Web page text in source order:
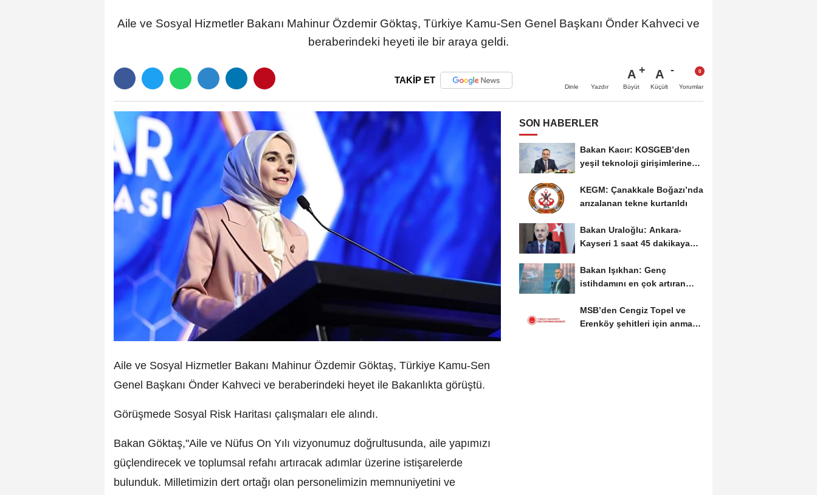
Aile ve Sosyal Hizmetler Bakanı Mahinur Özdemir Göktaş, Türkiye Kamu-Sen Genel Başkanı Önder Kahveci ve
beraberindeki heyeti ile bir araya geldi.
TAKİP ET
Dinle Yazdır
A
Büyüt
A
Küçült Yorumlar
Aile ve Sosyal Hizmetler Bakanı Mahinur Özdemir Göktaş, Türkiye Kamu-Sen
Genel Başkanı Önder Kahveci ve beraberindeki heyet ile Bakanlıkta görüştü.
Görüşmede Sosyal Risk Haritası çalışmaları ele alındı.
Bakan Göktaş,"Aile ve Nüfus On Yılı vizyonumuz doğrultusunda, aile yapımızı
güçlendirecek ve toplumsal refahı artıracak adımlar üzerine istişarelerde
bulunduk. Milletimizin dert ortağı olan personelimizin memnuniyetini ve
SON HABERLER
Bakan Kacır: KOSGEB’den
yeşil teknoloji girişimlerine
KEGM: Çanakkale Boğazı’nda
arızalanan tekne kurtarıldı
Bakan Uraloğlu: Ankara-
Kayseri 1 saat 45 dakikaya
Bakan Işıkhan: Genç
istihdamını en çok artıran
MSB’den Cengiz Topel ve
Erenköy şehitleri için anma